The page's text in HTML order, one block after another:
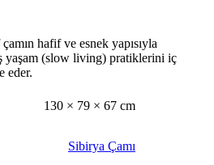
hafif ve esnek yapısıyla
yaşam (slow living) pratiklerini iç
eder.
130 × 79 × 67 cm
Sibirya Çamı